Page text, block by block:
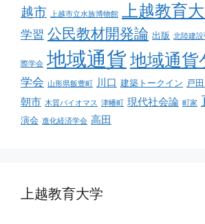
越市 上越市立水族博物館 上越教育
学習 公民教材開発論 出版 北陸建
際学会 地域通貨地域通貨
学会 山形県飯豊町 川口 建築トークイン 戸
朝市 木質バイオマス 津幡町 現代社会論 町家
演会 進化経済学会 高田
上越教育大学